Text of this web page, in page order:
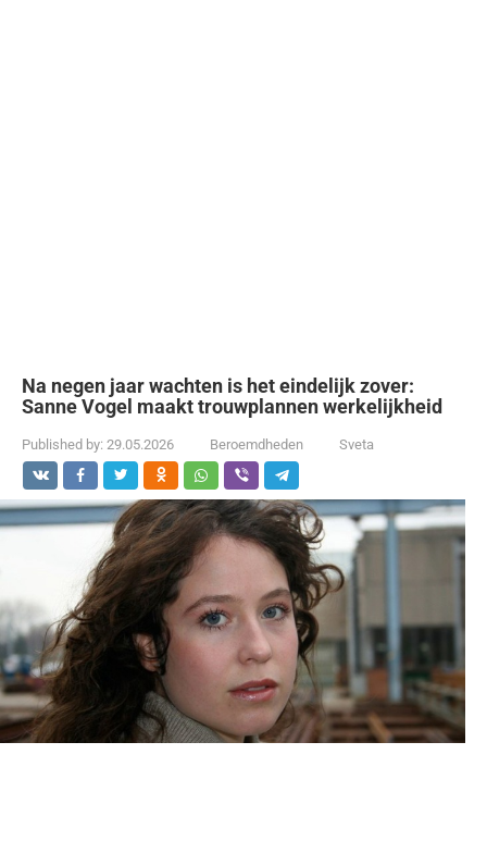
Na negen jaar wachten is het eindelijk zover:
Sanne Vogel maakt trouwplannen werkelijkheid
Published by: 29.05.2026 Beroemdheden Sveta